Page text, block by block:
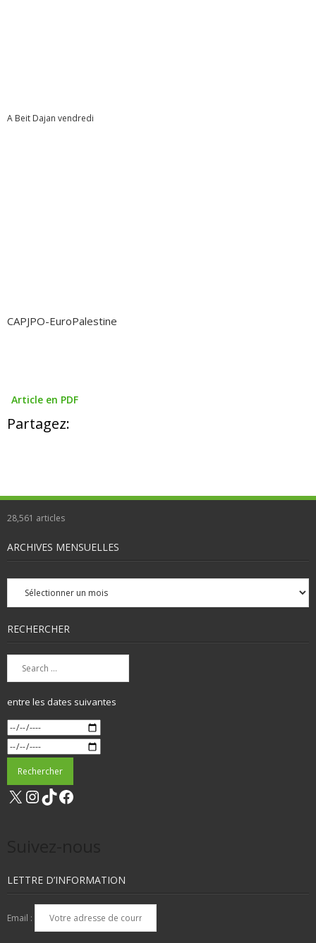
A Beit Dajan vendredi
CAPJPO-EuroPalestine
Article en PDF
Partagez:
28,561 articles
ARCHIVES MENSUELLES
Archives
mensuelles
RECHERCHER
entre les dates suivantes
X Instagram
TikTok
LETTRE D’INFORMATION
Email :